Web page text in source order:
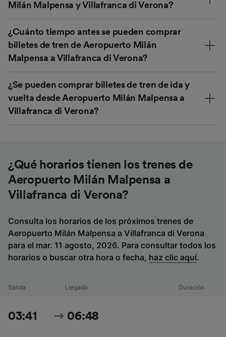
Milán Malpensa y Villafranca di Verona?
¿Cuánto tiempo antes se pueden comprar
billetes de tren de Aeropuerto Milán
Malpensa a Villafranca di Verona?
¿Se pueden comprar billetes de tren de ida y
vuelta desde Aeropuerto Milán Malpensa a
Villafranca di Verona?
¿Qué horarios tienen los trenes de
Aeropuerto Milán Malpensa a
Villafranca di Verona?
Consulta los horarios de los próximos trenes de
Aeropuerto Milán Malpensa a Villafranca di Verona
para el mar. 11 agosto, 2026. Para consultar todos los
horarios o buscar otra hora o fecha, haz clic aquí.
Salida Llegada Duración
03:41 06:48